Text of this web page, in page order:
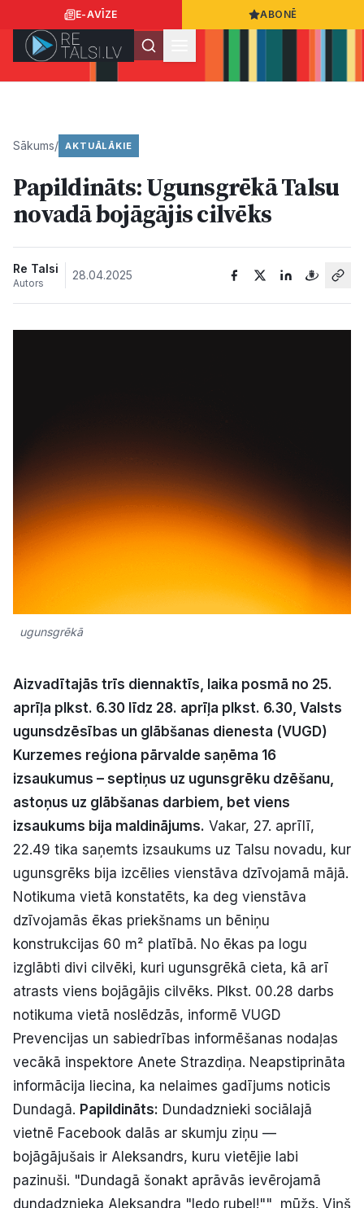
E-AVĪZE ABONĒ
Ziņas
Video
Reklāma
Politiskā reklāma
Par mums
Kontakti
Ziņo redakcijai
Facebook Instagram YouTube
E-avīze Abonē
Sākums/ AKTUĀLĀKIE
Papildināts: Ugunsgrēkā Talsu
novadā bojāgājis cilvēks
Re Talsi
Autors
28.04.2025
ugunsgrēkā
Aizvadītajās trīs diennaktīs, laika posmā no 25.
aprīļa plkst. 6.30 līdz 28. aprīļa plkst. 6.30, Valsts
ugunsdzēsības un glābšanas dienesta (VUGD)
Kurzemes reģiona pārvalde saņēma 16
izsaukumus – septiņus uz ugunsgrēku dzēšanu,
astoņus uz glābšanas darbiem, bet viens
izsaukums bija maldinājums. Vakar, 27. aprīlī,
22.49 tika saņemts izsaukums uz Talsu novadu, kur
ugunsgrēks bija izcēlies vienstāva dzīvojamā mājā.
Notikuma vietā konstatēts, ka deg vienstāva
dzīvojamās ēkas priekšnams un bēniņu
konstrukcijas 60 m² platībā. No ēkas pa logu
izglābti divi cilvēki, kuri ugunsgrēkā cieta, kā arī
atrasts viens bojāgājis cilvēks. Plkst. 00.28 darbs
notikuma vietā noslēdzās, informē VUGD
Prevencijas un sabiedrības informēšanas nodaļas
vecākā inspektore Anete Strazdiņa. Neapstiprināta
informācija liecina, ka nelaimes gadījums noticis
Dundagā. Papildināts: Dundadznieki sociālajā
vietnē Facebook dalās ar skumju ziņu —
bojāgājušais ir Aleksandrs, kuru vietējie labi
pazinuši. "Dundagā šonakt aprāvās ievērojamā
dundadznieka Aleksandra "Iedo rubel!"" mūžs. Viņš